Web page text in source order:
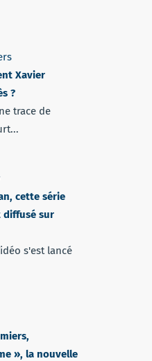
Xavier
?
trace de
cette série
diffusé sur
s'est lancé
», la nouvelle